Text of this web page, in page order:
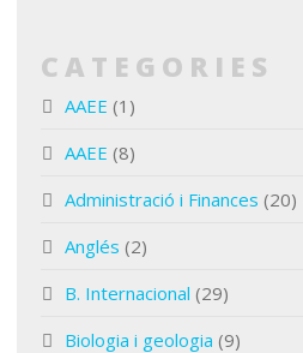
CATEGORIES
AAEE (1)
AAEE (8)
Administració i Finances (20)
Anglés (2)
B. Internacional (29)
Biologia i geologia (9)